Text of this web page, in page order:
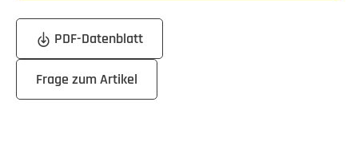
PDF-Datenblatt
Frage zum Artikel